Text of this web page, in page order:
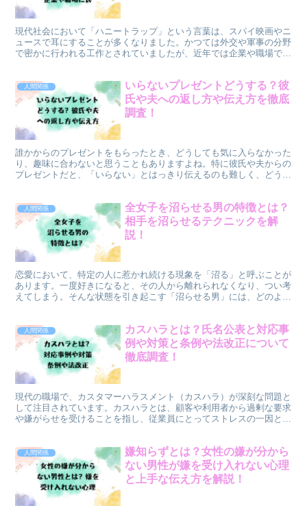
現代社会において「ハニートラップ」という言葉は、スパイ映画やニ
ュースで耳にすることが多くなりました。かつては外交や軍事の分野
で密かに行われる工作とされていましたが、近年では企業や職場で
人間関係
いらないプレゼントどうする？彼
氏や夫への返し方や伝え方を徹底
調査！
誰かからのプレゼントをもらったとき、どうしても気に入らなかった
り、趣味に合わないと思うこともありますよね。特に彼氏や夫からの
プレゼントだと、「いらない」とはっきり伝えるのも難しく、どうし
人間関係
全女子を沼らせる男の特徴とは？
相手を沼らせるテクニックを解
説！
恋愛において、特定の人に惹かれ続ける現象を「沼る」と呼ぶことが
あります。一度好きになると、その人から離れられなくなり、つい考
えてしまう。そんな状態を引き起こす「沼らせる男」には、どのよう
人間関係
カスハラとは？氏名公表と対応事
例や対策と条例や法改正について
徹底調査！
現代の職場で、カスタマーハラスメント（カスハラ）が深刻な問題と
して注目されています。カスハラとは、顧客や利用者から過剰な要求
や嫌がらせを受けることを指し、従業員にとってストレスの一因とな
人間関係
嫌知らずとは？女性の嫌が分から
ない男性が嫌を受け入れない心理
と上手な伝え方を解説！